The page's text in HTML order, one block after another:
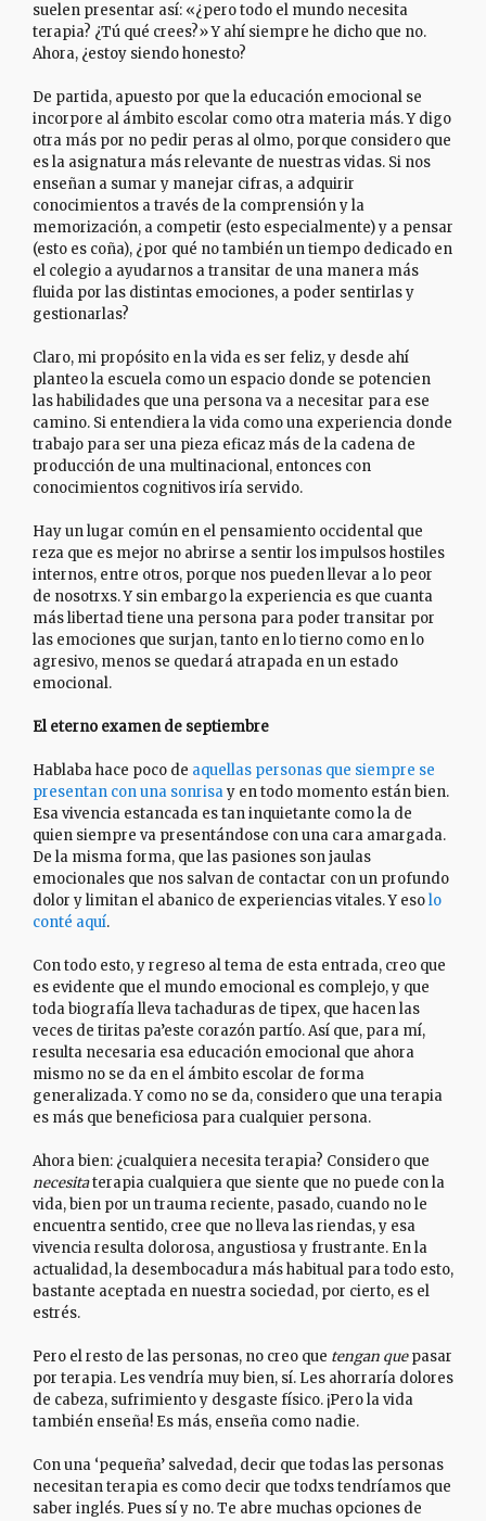
suelen presentar así: «¿pero todo el mundo necesita
terapia? ¿Tú qué crees?» Y ahí siempre he dicho que no.
Ahora, ¿estoy siendo honesto?
De partida, apuesto por que la educación emocional se
incorpore al ámbito escolar como otra materia más. Y digo
otra más por no pedir peras al olmo, porque considero que
es la asignatura más relevante de nuestras vidas. Si nos
enseñan a sumar y manejar cifras, a adquirir
conocimientos a través de la comprensión y la
memorización, a competir (esto especialmente) y a pensar
(esto es coña), ¿por qué no también un tiempo dedicado en
el colegio a ayudarnos a transitar de una manera más
fluida por las distintas emociones, a poder sentirlas y
gestionarlas?
Claro, mi propósito en la vida es ser feliz, y desde ahí
planteo la escuela como un espacio donde se potencien
las habilidades que una persona va a necesitar para ese
camino. Si entendiera la vida como una experiencia donde
trabajo para ser una pieza eficaz más de la cadena de
producción de una multinacional, entonces con
conocimientos cognitivos iría servido.
Hay un lugar común en el pensamiento occidental que
reza que es mejor no abrirse a sentir los impulsos hostiles
internos, entre otros, porque nos pueden llevar a lo peor
de nosotrxs. Y sin embargo la experiencia es que cuanta
más libertad tiene una persona para poder transitar por
las emociones que surjan, tanto en lo tierno como en lo
agresivo, menos se quedará atrapada en un estado
emocional.
El eterno examen de septiembre
Hablaba hace poco de aquellas personas que siempre se
presentan con una sonrisay en todo momento están bien.
Esa vivencia estancada es tan inquietante como la de
quien siempre va presentándose con una cara amargada.
De la misma forma, que las pasiones son jaulas
emocionales que nos salvan de contactar con un profundo
dolor y limitan el abanico de experiencias vitales. Y esolo
conté aquí.
Con todo esto, y regreso al tema de esta entrada, creo que
es evidente que el mundo emocional es complejo, y que
toda biografía lleva tachaduras de tipex, que hacen las
veces de tiritas pa’este corazón partío. Así que, para mí,
resulta necesaria esa educación emocional que ahora
mismo no se da en el ámbito escolar de forma
generalizada. Y como no se da, considero que una terapia
es más que beneficiosa para cualquier persona.
Ahora bien: ¿cualquiera necesita terapia? Considero que
necesitaterapia cualquiera que siente que no puede con la
vida, bien por un trauma reciente, pasado, cuando no le
encuentra sentido, cree que no lleva las riendas, y esa
vivencia resulta dolorosa, angustiosa y frustrante. En la
actualidad, la desembocadura más habitual para todo esto,
bastante aceptada en nuestra sociedad, por cierto, es el
estrés.
Pero el resto de las personas, no creo que tengan quepasar
por terapia. Les vendría muy bien, sí. Les ahorraría dolores
de cabeza, sufrimiento y desgaste físico. ¡Pero la vida
también enseña! Es más, enseña como nadie.
Con una ‘pequeña’ salvedad, decir que todas las personas
necesitan terapia es como decir que todxs tendríamos que
saber inglés. Pues sí y no. Te abre muchas opciones de